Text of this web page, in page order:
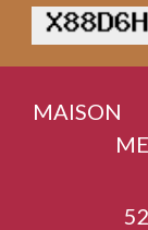
MAISON